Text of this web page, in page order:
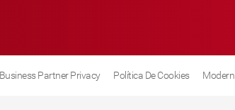
Business Partner Privacy Política De Cookies